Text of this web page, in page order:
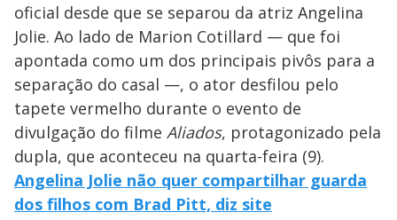
oficial desde que se separou da atriz Angelina
Jolie. Ao lado de Marion Cotillard — que foi
apontada como um dos principais pivôs para a
separação do casal —, o ator desfilou pelo
tapete vermelho durante o evento de
divulgação do filme Aliados, protagonizado pela
dupla, que aconteceu na quarta-feira (9).
Angelina Jolie não quer compartilhar guarda
dos filhos com Brad Pitt, diz site